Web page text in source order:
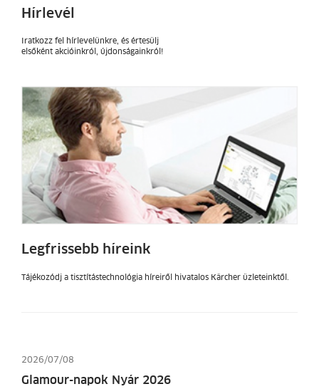
Hírlevél
Iratkozz fel hírlevelünkre, és értesülj
elsőként akcióinkról, újdonságainkról!
Legfrissebb híreink
Tájékozódj a tisztítástechnológia híreiről hivatalos Kärcher üzleteinktől.
2026/07/08
Glamour-napok Nyár 2026